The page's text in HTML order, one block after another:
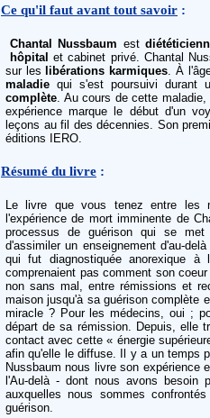
Ce qu'il faut avant tout savoir :
Chantal Nussbaum est
hôpitalet cabinet privé. Chantal
sur leslibérations karmiques . À
maladie qui s'est poursuivi durant
complète . Au cours de cette
expérience marque le début d'un
leçons au fil des décennies. Son
éditions IERO.
Résumé du livre :
Le livre que vous tenez entre les
l'expérience de mort imminente de
processus de guérison qui se
d'assimiler un enseignement d'au-
qui fut diagnostiquée anorexique
comprenaient pas comment son
non sans mal, entre rémissions et
maison jusqu'à sa guérison complète
miracle ? Pour les médecins, oui ;
départ de sa rémission. Depuis, elle
contact avec cette « énergie
afin qu'elle le diffuse. Il y a un temps
Nussbaum nous livre son expérience
l'Au-delà - dont nous avons besoin
auxquelles nous sommes
guérison.